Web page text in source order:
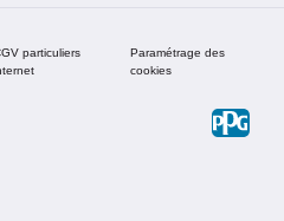
particuliers
Paramétrage des
cookies